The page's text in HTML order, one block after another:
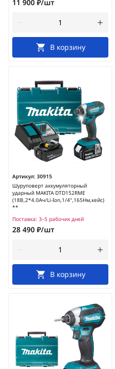
11 900 ₽/шт
В корзину
Артикул: 30915
Шуруповерт аккумуляторный
ударный MAKITA DTD152RME
(18В,2*4.0Ач/Li-Ion,1/4",165Нм,кейс)
**
Поставка: 3–5 рабочих дней
28 490 ₽/шт
В корзину